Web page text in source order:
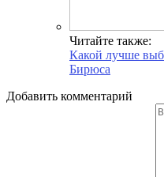
Читайте также:
Какой лучше
Бирюса
Добавить комментарий